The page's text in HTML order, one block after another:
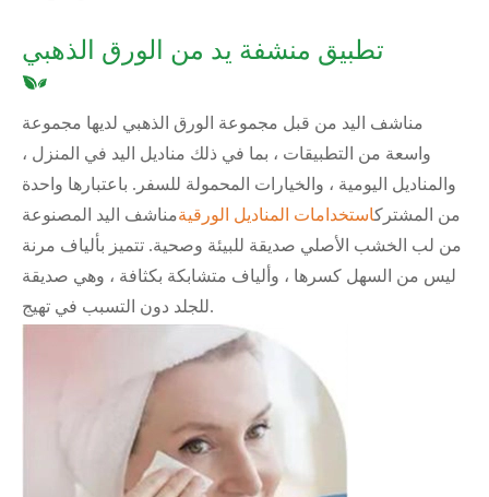
تطبيق منشفة يد من الورق الذهبي
مناشف اليد من قبل مجموعة الورق الذهبي لديها مجموعة
واسعة من التطبيقات ، بما في ذلك مناديل اليد في المنزل ،
والمناديل اليومية ، والخيارات المحمولة للسفر. باعتبارها واحدة
من المشتركاستخدامات المناديل الورقيةمناشف اليد المصنوعة
من لب الخشب الأصلي صديقة للبيئة وصحية. تتميز بألياف مرنة
ليس من السهل كسرها ، وألياف متشابكة بكثافة ، وهي صديقة
للجلد دون التسبب في تهيج.